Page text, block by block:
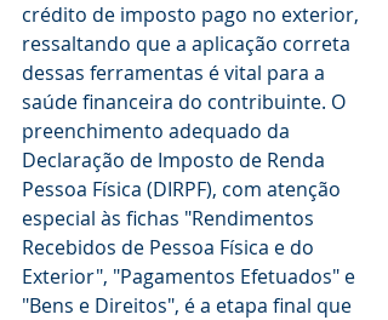
crédito de imposto pago no exterior,
ressaltando que a aplicação correta
dessas ferramentas é vital para a
saúde financeira do contribuinte. O
preenchimento adequado da
Declaração de Imposto de Renda
Pessoa Física (DIRPF), com atenção
especial às fichas "Rendimentos
Recebidos de Pessoa Física e do
Exterior", "Pagamentos Efetuados" e
"Bens e Direitos", é a etapa final que